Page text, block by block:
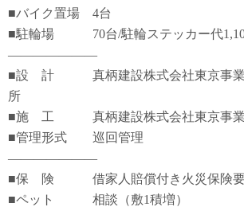
■バイク置場 4台
■駐輪場 70台/駐輪ステッカー代
―――――――
■設 計 真柄建設株式会社東京事業
所
■施 工 真柄建設株式会社東京事
■管理形式 巡回管理
―――――――
■保 険 借家人賠償付き火災保険要
■ペット 相談（敷1積増）